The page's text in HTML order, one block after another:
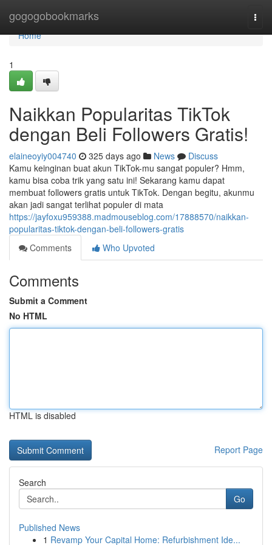
gogogobookmarks
Home
Home
1
Naikkan Popularitas TikTok
dengan Beli Followers Gratis!
elaineoyiy004740 325 days ago News
Discuss
Kamu keinginan buat akun TikTok-mu sangat populer? Hmm,
kamu bisa coba trik yang satu ini! Sekarang kamu dapat
membuat followers gratis untuk TikTok. Dengan begitu, akunmu
akan jadi sangat terlihat populer di mata
https://jayfoxu959388.madmouseblog.com/17888570/naikkan-
popularitas-tiktok-dengan-beli-followers-gratis
Comments
Who Upvoted
Comments
Submit a Comment
No HTML
HTML is disabled
Report Page
Search
Go
Published News
1 Revamp Your Capital Home: Refurbishment Ide...